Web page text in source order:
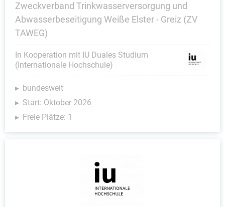
Zweckverband Trinkwasserversorgung und
Abwasserbeseitigung Weiße Elster - Greiz (ZV
TAWEG)
In Kooperation mit IU Duales Studium
(Internationale Hochschule)
bundesweit
Start: Oktober 2026
Freie Plätze: 1